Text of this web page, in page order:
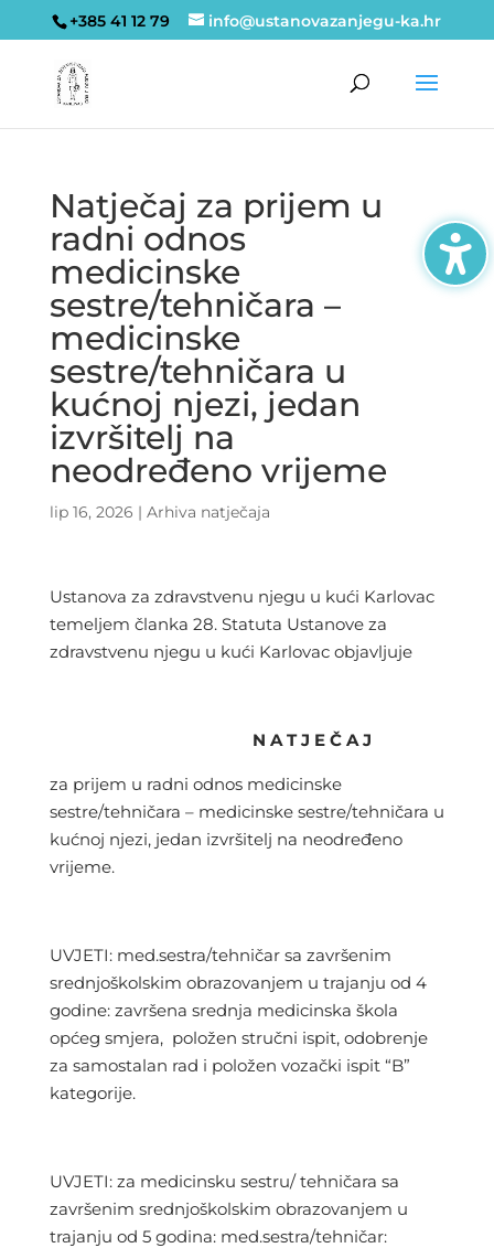
+385 41 12 79 info@ustanovazanjegu-ka.hr
Natječaj za prijem u
radni odnos
medicinske
sestre/tehničara –
medicinske
sestre/tehničara u
kućnoj njezi, jedan
izvršitelj na
neodređeno vrijeme
lip 16, 2026 | Arhiva natječaja
Ustanova za zdravstvenu njegu u kući Karlovac
temeljem članka 28. Statuta Ustanove za
zdravstvenu njegu u kući Karlovac objavljuje
N A T J E Č A J
za prijem u radni odnos medicinske
sestre/tehničara – medicinske sestre/tehničara u
kućnoj njezi, jedan izvršitelj na neodređeno
vrijeme.
UVJETI: med.sestra/tehničar sa završenim
srednjoškolskim obrazovanjem u trajanju od 4
godine: završena srednja medicinska škola
općeg smjera, položen stručni ispit, odobrenje
za samostalan rad i položen vozački ispit “B”
kategorije.
UVJETI: za medicinsku sestru/ tehničara sa
završenim srednjoškolskim obrazovanjem u
trajanju od 5 godina: med.sestra/tehničar: